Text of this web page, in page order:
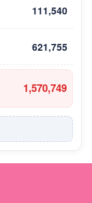
111,540
621,755
1,570,749